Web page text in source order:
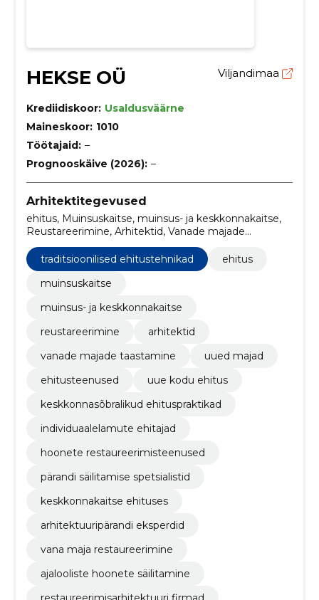
HEKSE OÜ Viljandimaa
Krediidiskoor: Usaldusväärne
Maineskoor: 1010
Töötajaid: –
Prognooskäive (2026): –
Arhitektitegevused
ehitus, Muinsuskaitse, muinsus- ja keskkonnakaitse,
Reustareerimine, Arhitektid, Vanade majade
taastamine, uued majad, ehitusteenused, uue kodu
ehitus, keskkonnasõbralikud ehituspraktikad
traditsioonilised ehitustehnikad
ehitus
muinsuskaitse
muinsus- ja keskkonnakaitse
reustareerimine
arhitektid
vanade majade taastamine
uued majad
ehitusteenused
uue kodu ehitus
keskkonnasõbralikud ehituspraktikad
individuaalelamute ehitajad
hoonete restaureerimisteenused
pärandi säilitamise spetsialistid
keskkonnakaitse ehituses
arhitektuuripärandi eksperdid
vana maja restaureerimine
ajalooliste hoonete säilitamine